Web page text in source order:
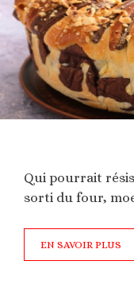
Qui pourrait
sorti du four,
EN SAVOIR PLUS